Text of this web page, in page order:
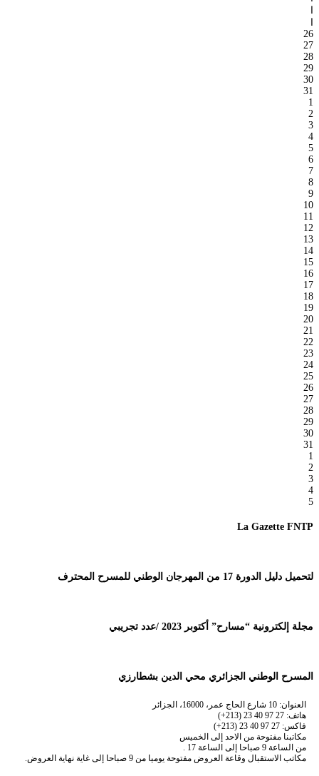
26
27
28
29
30
31
1
2
3
4
5
6
7
8
9
10
11
12
13
14
15
16
17
18
19
20
21
22
23
24
25
26
27
28
29
30
31
1
2
3
4
5
La Gazette FNTP
لتحميل دليل الدورة 17 من المهرجان الوطني للمسرح المحترف
مجلة إلكترونية “مسارح” أكتوبر 2023 /عدد تجريبي
المسرح الوطني الجزائري محي الدين بشطارزي
العنوان: 10 شارع الحاج عمر، 16000، الجزائر
هاتف: 27 97 40 23 (213+)
فاكس: 27 97 40 23 (213+)
مكاتبنا مفتوحة من الاحد إلى الخميس
من الساعة 9 صباحا إلى الساعة 17 .
مكاتب الاستقبال وقاعة العروض مفتوحة يوميا من 9 صباحا إلى غاية نهاية العروض.